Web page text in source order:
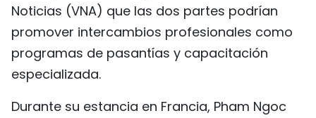
Noticias (VNA) que las dos partes podrían
promover intercambios profesionales como
programas de pasantías y capacitación
especializada.
Durante su estancia en Francia, Pham Ngoc